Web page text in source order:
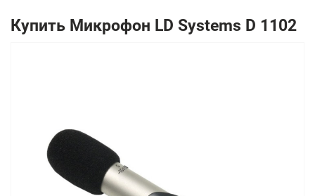
info@gpsnavi.by
Купить Микрофон LD Systems D 1102